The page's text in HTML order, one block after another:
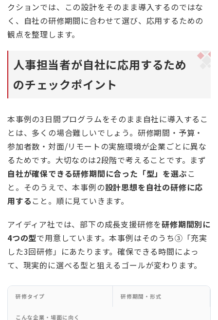
クションでは、この設計をそのまま導入するのではな
く、自社の研修期間に合わせて選び、応用するための
観点を整理します。
人事担当者が自社に応用するため
のチェックポイント
本事例の3日間プログラムをそのまま自社に導入するこ
とは、多くの場合難しいでしょう。研修期間・予算・
参加者数・対面/リモートの実施環境が企業ごとに異な
るためです。大切なのは2段階で考えることです。まず
自社が確保できる研修期間に合った「型」を選ぶ こ
と。そのうえで、本事例の設計思想を自社の研修に応
用する こと。順に見ていきます。
アイディア社では、部下の成長支援研修を研修期間別に
4つの型で用意しています。本事例はそのうち③「充実
した3回研修」にあたります。確保できる時間によっ
て、現実的に選べる型と狙えるゴールが変わります。
研修タイプ 研修期間・形式
こんな企業・場面に向く